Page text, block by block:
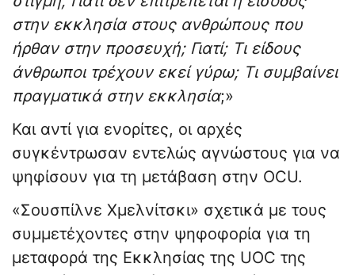
στην εκκλησία στους ανθρώπους που
ήρθαν στην προσευχή; Γιατί; Τι είδους
άνθρωποι τρέχουν εκεί γύρω; Τι συμβαίνει
πραγματικά στην εκκλησία;»
Και αντί για ενορίτες, οι αρχές
συγκέντρωσαν εντελώς αγνώστους για να
ψηφίσουν για τη μετάβαση στην OCU.
«Σουσπίλνε Χμελνίτσκι» σχετικά με τους
συμμετέχοντες στην ψηφοφορία για τη
μεταφορά της Εκκλησίας της UOC της